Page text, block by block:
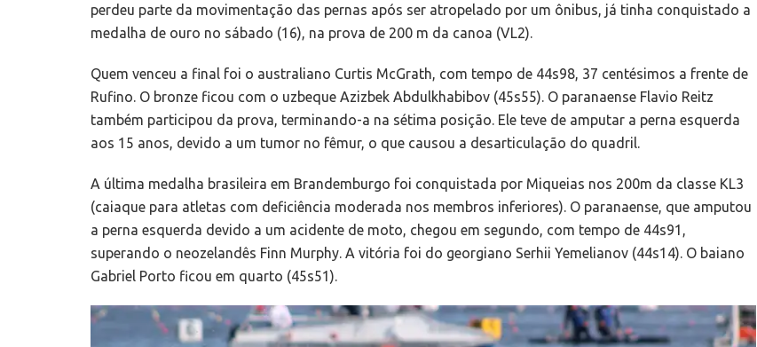
perdeu parte da movimentação das pernas após ser atropelado por um ônibus, já tinha conquistado a
medalha de ouro no sábado (16), na prova de 200 m da canoa (VL2).
Quem venceu a final foi o australiano Curtis McGrath, com tempo de 44s98, 37 centésimos a frente de
Rufino. O bronze ficou com o uzbeque Azizbek Abdulkhabibov (45s55). O paranaense Flavio Reitz
também participou da prova, terminando-a na sétima posição. Ele teve de amputar a perna esquerda
aos 15 anos, devido a um tumor no fêmur, o que causou a desarticulação do quadril.
A última medalha brasileira em Brandemburgo foi conquistada por Miqueias nos 200m da classe KL3
(caiaque para atletas com deficiência moderada nos membros inferiores). O paranaense, que amputou
a perna esquerda devido a um acidente de moto, chegou em segundo, com tempo de 44s91,
superando o neozelandês Finn Murphy. A vitória foi do georgiano Serhii Yemelianov (44s14). O baiano
Gabriel Porto ficou em quarto (45s51).